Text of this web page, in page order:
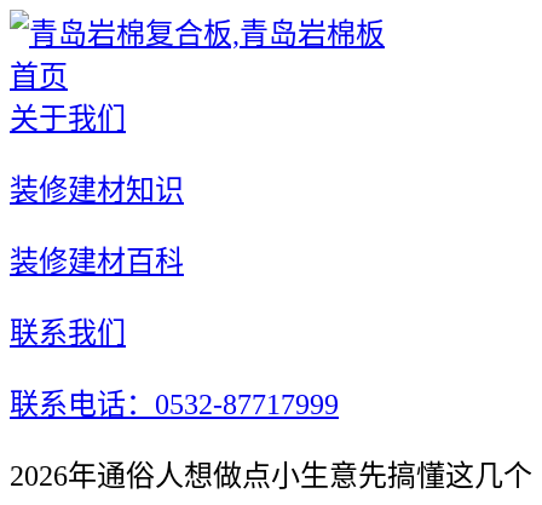
首页
关于我们
装修建材知识
装修建材百科
联系我们
联系电话：0532-87717999
2026年通俗人想做点小生意先搞懂这几个